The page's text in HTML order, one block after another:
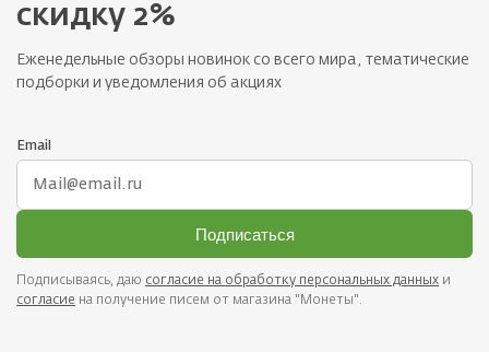
скидку 2%
Еженедельные обзоры новинок со всего мира, тематические
подборки и уведомления об акциях
Email
Подписаться
Подписываясь, даю согласие на обработку персональных данных и
согласие на получение писем от магазина "Монеты".